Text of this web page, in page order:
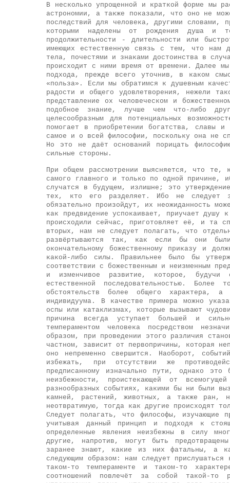
В несколько упрощенной и краткой форме мы
астрономии, а также показали, что оно не
последствий для человека, другими словами,
которыми наделены от рождения душа и
продолжительности - длительности или
имеющих естественную связь с тем, что нам
тела, почестями и знаками достоинства в
происходит с ними время от времени. Далее
подхода, прежде всего уточнив, в каком
«польза». Если мы обратимся к душевным
радости и общего удовлетворения, нежели
представление ох человеческом и
подобное знание, лучше чем что-либо
целесообразным для потенциальных
помогает в приобретении богатства, славы
самое и о всей философии, поскольку она не
Но это не даёт оснований порицать
сильные стороны.
При общем рассмотрении выясняется, что те,
самого главного и только по одной причине,
случатся в будущем, излишне; это
тех, кто его разделяет. Ибо не следует
обязательно произойдут, их неожиданность
как предвидение успокаивает, приучает
происходили сейчас, приготовляет её, и та
вторых, нам не следует полагать, что
развёртываются так, как если бы они
окончательному божественному приказу и
какой-либо силы. Правильнее было бы
соответствии с божественным и неизменным
и изменчивое развитие, которое, будучи
естественной последовательностью.
обстоятельств более общего характера, а
индивидуума. В качестве примера можно
оспы или катаклизмах, которые вызывают
причина всегда уступает большей и
темпераментом человека посредством
образом, при проведении этого различия
частном, зависит от первопричины, которая
оно непременно свершится. Наоборот,
избежать, при отсутствии же
предписанному изначально пути, однако
неизбежности, проистекающей от
разнообразных событиях, какими бы ни были
камней, растений, животных, а также ран,
неотвратимую, тогда как другие происходят
Следует полагать, что философы, изучающие
учитывая данный принцип и подходя к
определенные явления неизбежны в силу
другие, напротив, могут быть
заранее знают, какие из них фатальны, а
следующим образом: нам следует
таком-то темпераменте и таком-то
соотношений повлечёт за собой такой-то